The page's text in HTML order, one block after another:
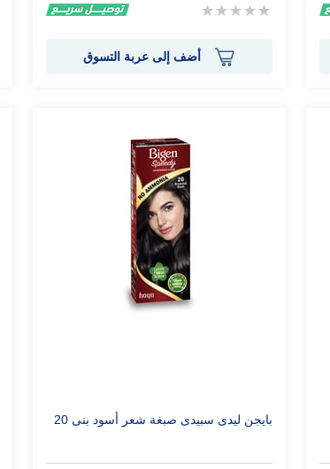
Rating:
أضف إلى عربة التسوق
بايجن ليدى سبيدى صبغة شعر أسود بنى 20